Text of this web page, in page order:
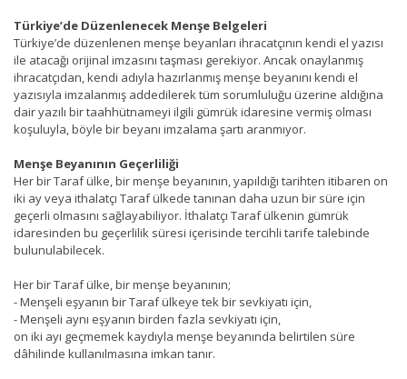
Türkiye’de Düzenlenecek Menşe Belgeleri
Türkiye’de düzenlenen menşe beyanları ihracatçının kendi el yazısı
ile atacağı orijinal imzasını taşması gerekiyor. Ancak onaylanmış
ihracatçıdan, kendi adıyla hazırlanmış menşe beyanını kendi el
yazısıyla imzalanmış addedilerek tüm sorumluluğu üzerine aldığına
dair yazılı bir taahhütnameyi ilgili gümrük idaresine vermiş olması
koşuluyla, böyle bir beyanı imzalama şartı aranmıyor.
Menşe Beyanının Geçerliliği
Her bir Taraf ülke, bir menşe beyanının, yapıldığı tarihten itibaren on
iki ay veya ithalatçı Taraf ülkede tanınan daha uzun bir süre için
geçerli olmasını sağlayabiliyor. İthalatçı Taraf ülkenin gümrük
idaresinden bu geçerlilik süresi içerisinde tercihli tarife talebinde
bulunulabilecek.
Her bir Taraf ülke, bir menşe beyanının;
- Menşeli eşyanın bir Taraf ülkeye tek bir sevkiyatı için,
- Menşeli aynı eşyanın birden fazla sevkiyatı için,
on iki ayı geçmemek kaydıyla menşe beyanında belirtilen süre
dâhilinde kullanılmasına imkan tanır.